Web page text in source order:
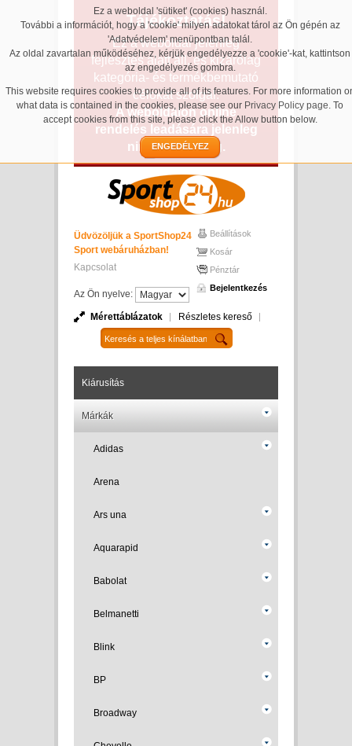
Ez a weboldal 'sütiket' (cookies) használ.
További a információt, hogy a 'cookie' milyen adatokat tárol az Ön gépén az
'Adatvédelem' menüpontban talál.
Az oldal zavartalan működéséhez, kérjük engedélyezze a 'cookie'-kat, kattintson
az engedélyezés gombra.
This website requires cookies to provide all of its features. For more information
what data is contained in the cookies, please see our Privacy Policy page. To
accept cookies from this site, please click the Allow button below.
ENGEDÉLYEZ
Tájékoztatás!
Ez a weboldal jelenleg
fejlesztés alatt áll, és kizárólag
kategória- és termékbemutató
célokat szolgál.
A weboldalon online
rendelés leadására jelenleg
nincs lehetőség.
Üdvözöljük a SportShop24
Sport webáruházban!
Kapcsolat
Az Ön nyelve:
Beállítások
Kosár
Pénztár
Bejelentkezés
Mérettáblázatok Részletes kereső
Kiárusítás
Márkák
Adidas
Arena
Ars una
Aquarapid
Babolat
Belmanetti
Blink
BP
Broadway